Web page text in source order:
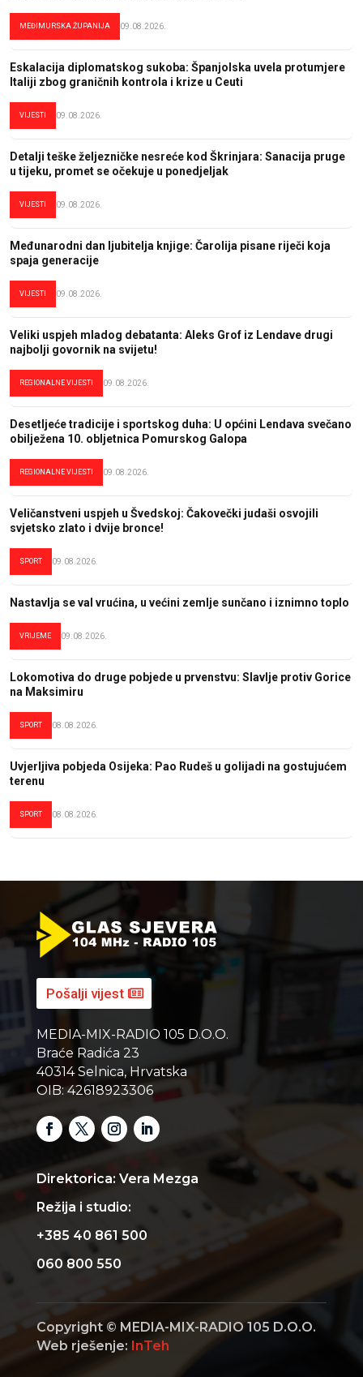
MEĐIMURSKA ŽUPANIJA 09.08.2026.
Eskalacija diplomatskog sukoba: Španjolska uvela protumjere
Italiji zbog graničnih kontrola i krize u Ceuti
VIJESTI 09.08.2026.
Detalji teške željezničke nesreće kod Škrinjara: Sanacija pruge
u tijeku, promet se očekuje u ponedjeljak
VIJESTI 09.08.2026.
Međunarodni dan ljubitelja knjige: Čarolija pisane riječi koja
spaja generacije
VIJESTI 09.08.2026.
Veliki uspjeh mladog debatanta: Aleks Grof iz Lendave drugi
najbolji govornik na svijetu!
REGIONALNE VIJESTI 09.08.2026.
Desetljeće tradicije i sportskog duha: U općini Lendava svečano
obilježena 10. obljetnica Pomurskog Galopa
REGIONALNE VIJESTI 09.08.2026.
Veličanstveni uspjeh u Švedskoj: Čakovečki judaši osvojili
svjetsko zlato i dvije bronce!
SPORT 09.08.2026.
Nastavlja se val vrućina, u većini zemlje sunčano i iznimno toplo
VRIJEME 09.08.2026.
Lokomotiva do druge pobjede u prvenstvu: Slavlje protiv Gorice
na Maksimiru
SPORT 08.08.2026.
Uvjerljiva pobjeda Osijeka: Pao Rudeš u golijadi na gostujućem
terenu
SPORT 08.08.2026.
Pošalji vijest
MEDIA-MIX-RADIO 105 D.O.O.
Braće Radića 23
40314 Selnica, Hrvatska
OIB: 42618923306
Direktorica: Vera Mezga
Režija i studio:
+385 40 861 500
060 800 550
Copyright © MEDIA-MIX-RADIO 105 D.O.O.
Web rješenje: InTeh